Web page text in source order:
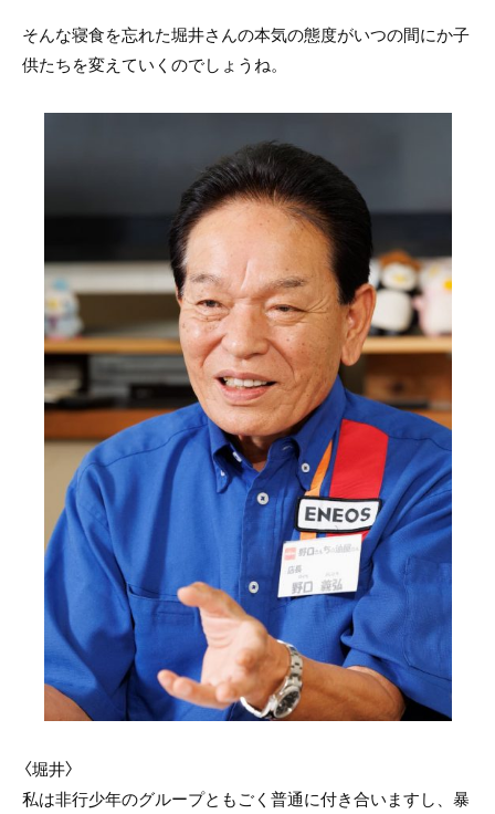
そんな寝食を忘れた堀井さんの本気の態度がいつの間にか子
供たちを変えていくのでしょうね。
〈堀井〉
私は非行少年のグループともごく普通に付き合いますし、暴